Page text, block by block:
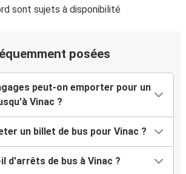
sont sujets à disponibilité
posées
peut-on emporter pour un
Vinac ?
un billet de bus pour Vinac ?
d'arrêts de bus à Vinac ?